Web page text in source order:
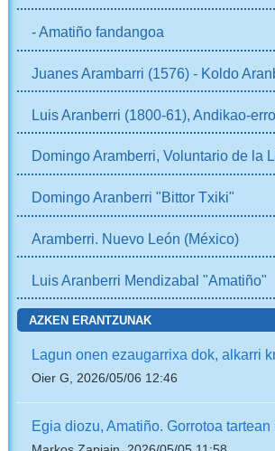
- Amatiño fandangoa
Juanes Arambarri (1576) - Koldo
Luis Aranberri (1800-61), Andikao-
Domingo Aramberri, Voluntario de la
Domingo Aranberri "Bittor Txiki"
Aramberri. Nuevo León (México)
Luis Aranberri Mendizabal "Amatiño"
AZKEN ERANTZUNAK
Lagun onen ezaugarrixa dok, alkarri
Oier G, 2026/05/06 12:46
Egia diozu, Amatiño. Gorrotoa tartean